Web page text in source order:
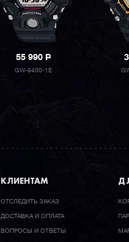
55 990P
GW-9400-1E
КЛИЕНТАМ
ОТСЛЕДИТЬ ЗАКАЗ
ДОСТАВКА И ОПЛАТА
ВОПРОСЫ И ОТВЕТЫ